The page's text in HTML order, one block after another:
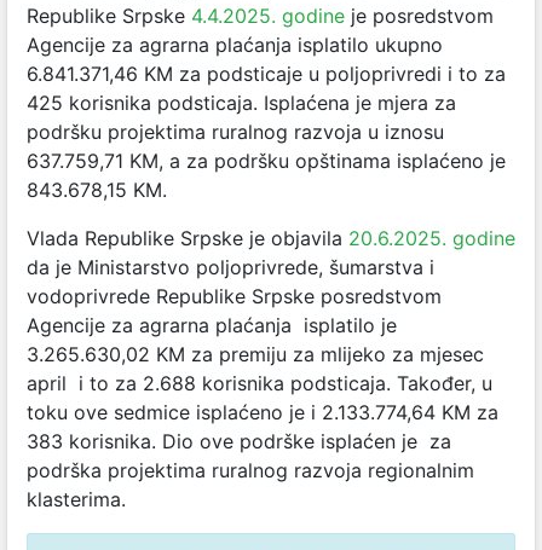
Republike Srpske 4.4.2025. godine je posredstvom
Agencije za agrarna plaćanja isplatilo ukupno
6.841.371,46 KM za podsticaje u poljoprivredi i to za
425 korisnika podsticaja. Isplaćena je mjera za
podršku projektima ruralnog razvoja u iznosu
637.759,71 KM, a za podršku opštinama isplaćeno je
843.678,15 KM.
Vlada Republike Srpske je objavila 20.6.2025. godine
da je Ministarstvo poljoprivrede, šumarstva i
vodoprivrede Republike Srpske posredstvom
Agencije za agrarna plaćanja isplatilo je
3.265.630,02 KM za premiju za mlijeko za mjesec
april i to za 2.688 korisnika podsticaja. Također, u
toku ove sedmice isplaćeno je i 2.133.774,64 KM za
383 korisnika. Dio ove podrške isplaćen je za
podrška projektima ruralnog razvoja regionalnim
klasterima.